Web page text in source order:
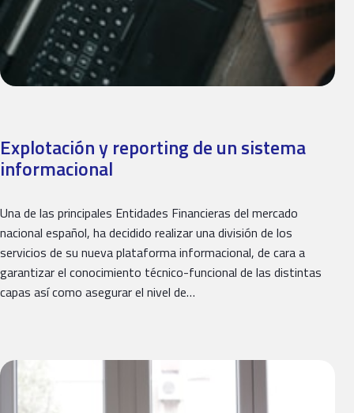
Explotación y reporting de un sistema
informacional
Una de las principales Entidades Financieras del mercado
nacional español, ha decidido realizar una división de los
servicios de su nueva plataforma informacional, de cara a
garantizar el conocimiento técnico-funcional de las distintas
capas así como asegurar el nivel de…